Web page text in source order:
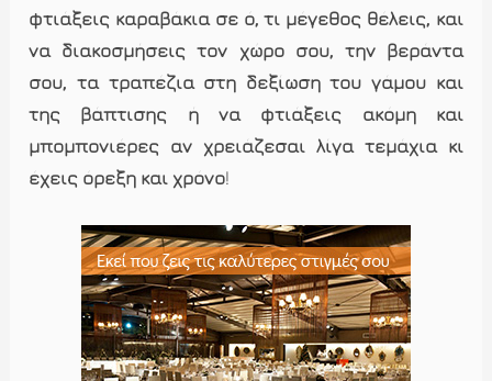
φτιάξεις καραβάκια σε ό, τι μέγεθος θέλεις, και
να διακοσμήσεις τον χώρο σου, την βεράντα
σου, τα τραπέζια στη δεξίωση του γάμου και
της βάπτισης ή να φτιάξεις ακόμη και
μπομπονιέρες αν χρειάζεσαι λίγα τεμάχια κι
έχεις όρεξη και χρόνο!